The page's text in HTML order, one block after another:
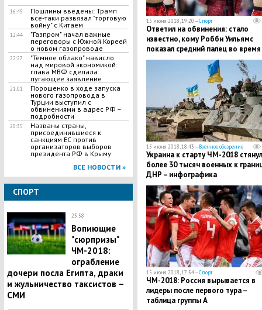
16:45
Пошлины введены: Трамп
все-таки развязал "торговую
войну" с Китаем
12:44
"Газпром" начал важные
переговоры с Южной Кореей
о новом газопроводе
22:27
"Темное облако" нависло
над мировой экономикой:
глава МВФ сделала
пугающее заявление
21:01
Порошенко в ходе запуска
нового газопровода в
Турции выступил с
обвинениями в адрес РФ –
подробности
20:35
Названы страны,
присоединившиеся к
санкциям ЕС против
организаторов выборов
президента РФ в Крыму
ВСЕ НОВОСТИ »
СПОРТ
23:58
​Вопиющие
"сюрпризы"
ЧМ-2018:
ограбление
дочери посла Египта, драки
и жульничество таксистов –
СМИ
15 июня 2018, 19:20 —Спорт
Ответил на обвинения: стало
известно, кому Робби Уильямс
показал средний палец во время
открытия ЧМ-2018
15 июня 2018, 18:43 —Военное обозрение
Украина к старту ЧМ-2018
более 30 тысяч военных к
ДНР – инфографика
15 июня 2018, 17:54 —Спорт
ЧМ-2018: Россия вырывается в
лидеры после первого тура –
таблица группы А